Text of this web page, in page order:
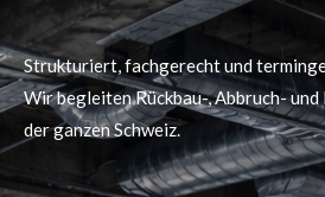
Strukturiert, fachgerecht und
Wir begleiten Rückbau-, Abbruch-
der ganzen Schweiz.